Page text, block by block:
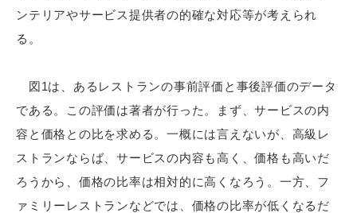
ンテリアやサービス提供者の的確な対応等が考えられ
る。
図1は、あるレストランの事前評価と事後評価のデータ
である。この評価は著者が行った。まず、サービスの内
容と価格との比を求める。一概には言えないが、高級レ
ストランならば、サービスの内容も高く、価格も高いだ
ろうから、価格の比率は相対的に高くなろう。一方、フ
ァミリーレストランなどでは、価格の比率が低くなるだ